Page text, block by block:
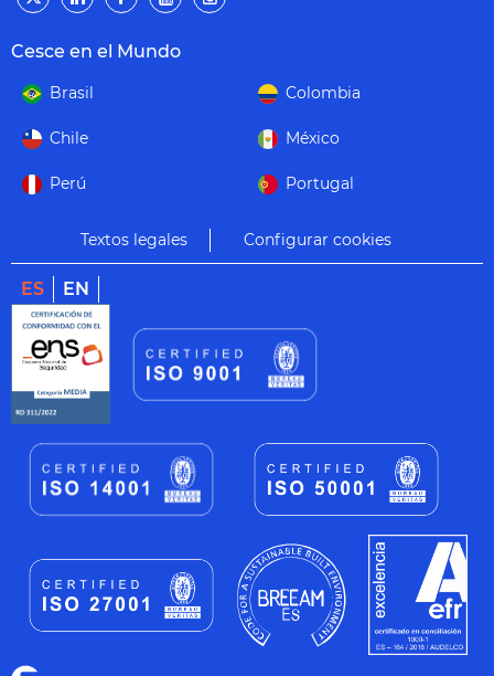
Cesce en el Mundo
Brasil Colombia
Chile México
Perú Portugal
Textos legales Configurar cookies
ES EN